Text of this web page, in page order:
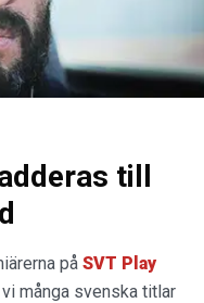
till
på SVT Play
många svenska titlar